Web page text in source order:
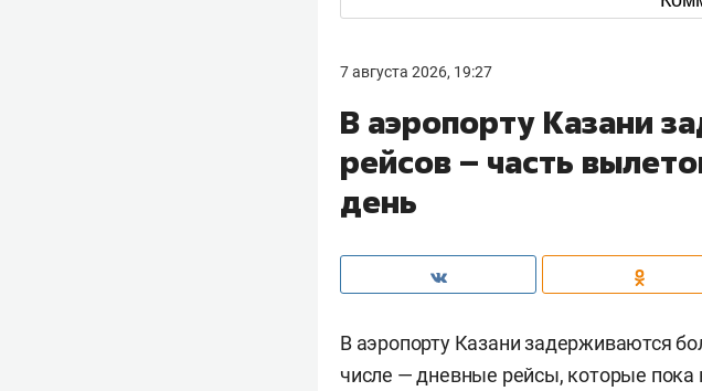
7 августа 2026, 19:27
В аэропорту Казани
рейсов – часть
день
В аэропорту Казани задерживаются
числе — дневные рейсы, которые пока